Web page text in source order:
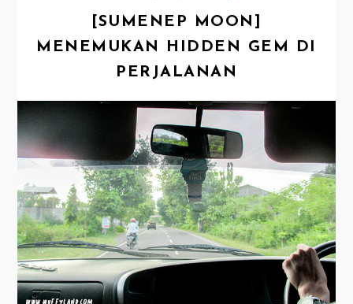
[SUMENEP MOON]
MENEMUKAN HIDDEN GEM DI
PERJALANAN